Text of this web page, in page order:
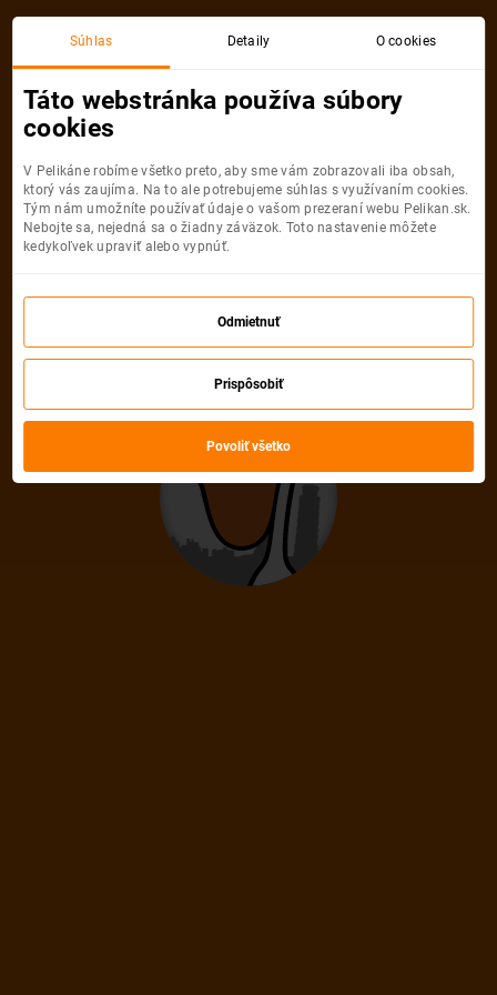
Akciová letenka
už nie je dostupná
Vybrať inú akciovú letenku
Súhlas Detaily O cookies
Táto webstránka používa súbory
cookies
V Pelikáne robíme všetko preto, aby sme vám zobrazovali iba obsah,
ktorý vás zaujíma. Na to ale potrebujeme súhlas s využívaním cookies.
Tým nám umožníte používať údaje o vašom prezeraní webu Pelikan.sk.
Nebojte sa, nejedná sa o žiadny záväzok. Toto nastavenie môžete
kedykoľvek upraviť alebo vypnúť.
Odmietnuť
Prispôsobiť
Povoliť všetko